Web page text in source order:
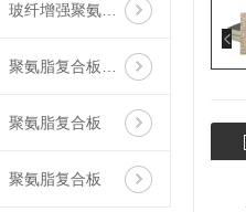
玻纤增强聚氨酯节能门窗
聚氨脂复合板厂家
聚氨脂复合板
聚氨脂复合板